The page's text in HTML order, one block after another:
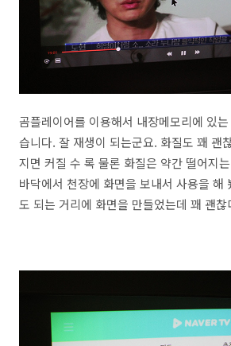
곰플레이어를 이용해서 내장메모리에 있
습니다. 잘 재생이 되는군요. 화질도 꽤 괜
지면 커질 수 록 물론 화질은 약간 떨어지
바닥에서 천장에 화면을 보내서 사용을 해
도 되는 거리에 화면을 만들었는데 꽤 괜찮